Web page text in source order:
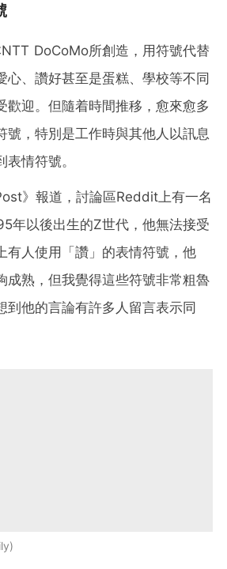
DoCoMo所創造，用符號代替
心、讚好甚至是蛋糕、學校等不同
歡迎。但隨着時間推移，愈來愈多
號，特別是工作時與其他人以訊息
情符號。
》報道，討論區Reddit上有一名
年以後出生的Z世代，他無法接受
有人使用「讚」的表情符號，他
成熟，但我覺得這些符號非常粗魯
到他的言論有許多人留言表示同